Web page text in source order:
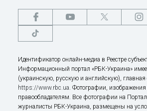
Идентификатор онлайн-медиа в Реестре
Информационный портал «РБК-Украина»
(украинскую, русскую и английскую), главная
https://www.rbc.ua. Фотографии,
правообладателям. Все фотографии на
журналисты РБК-Украина, размещены на